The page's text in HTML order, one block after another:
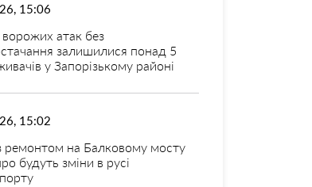
15:06
атак без
залишилися понад 5
у Запорізькому районі
15:02
ремонтом на Балковому мосту
будуть зміни в русі